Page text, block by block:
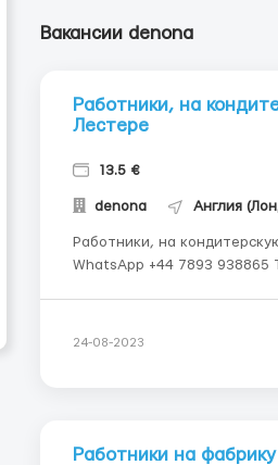
Вакансии denona
Работники, на
Лестере
13.5 €
denona Англия
Работники, на кондитерскую
WhatsApp +44 7893 938865
24-08-2023
Работники на